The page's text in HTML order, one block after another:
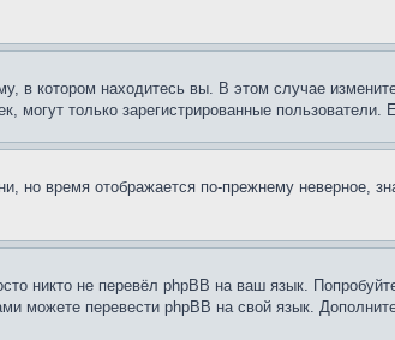
в котором находитесь вы. В этом случае
могут только зарегистрированные
но время отображается по-прежнему неверное,
никто не перевёл phpBB на ваш язык.
можете перевести phpBB на свой язык.